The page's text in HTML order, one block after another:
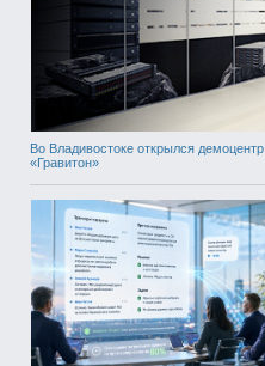
Во Владивостоке открылся демоцентр
«Гравитон»